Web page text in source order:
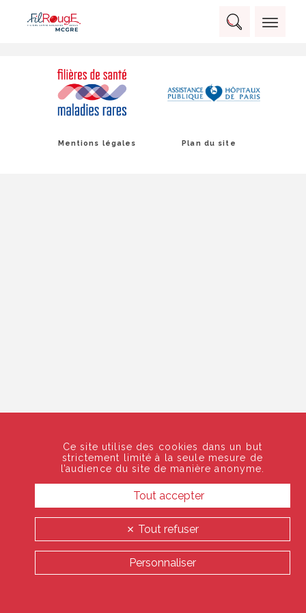
content
Rechercher :
RECHERCHER
Mentions légales Plan du site
Ce site utilise des cookies dans un but
strictement limité à la seule mesure de
l’audience du site de manière anonyme.
Tout accepter
Tout refuser
Personnaliser